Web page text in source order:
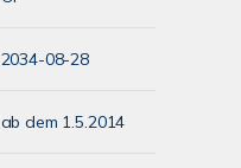
2034-08-28
ab dem 1.5.2014